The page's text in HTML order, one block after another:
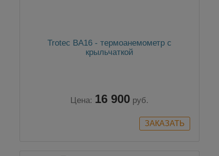
Trotec BA16 - термоанемометр с
крыльчаткой
Цена: 16 900 руб.